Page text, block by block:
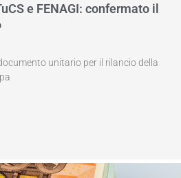
e FENAGI: confermato il
unitario per il rilancio della